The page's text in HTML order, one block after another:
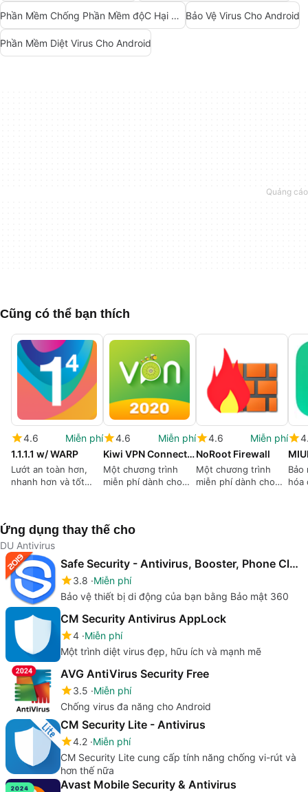
Phần Mềm Chống Phần Mềm độC Hại Miễn Phí Cho Android Bảo Vệ Virus Cho Android
Phần Mềm Diệt Virus Cho Android
Cũng có thể bạn thích
4.6
Miễn phí
1.1.1.1 w/ WARP
Lướt an toàn hơn,
nhanh hơn và tốt
4.6
Miễn phí
Kiwi VPN Connection IP Changer
Một chương trình
miễn phí dành cho
4.6
Miễn phí
NoRoot Firewall
Một chương trình
miễn phí dành cho
Bảo
hóa
Ứng dụng thay thế cho
DU Antivirus
Safe Security - Antivirus, Booster, Phone Cleaner
3.8 Miễn phí
Bảo vệ thiết bị di động của bạn bằng Bảo mật 360
CM Security Antivirus AppLock
4 Miễn phí
Một trình diệt virus đẹp, hữu ích và mạnh mẽ
AVG AntiVirus Security Free
3.5 Miễn phí
Chống virus đa năng cho Android
CM Security Lite - Antivirus
4.2 Miễn phí
CM Security Lite cung cấp tính năng chống vi-rút và
hơn thế nữa
Avast Mobile Security & Antivirus